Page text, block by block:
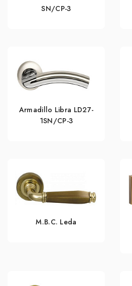
SN/CP-3
Armadillo Libra LD27-
1SN/CP-3
M.B.C. Leda